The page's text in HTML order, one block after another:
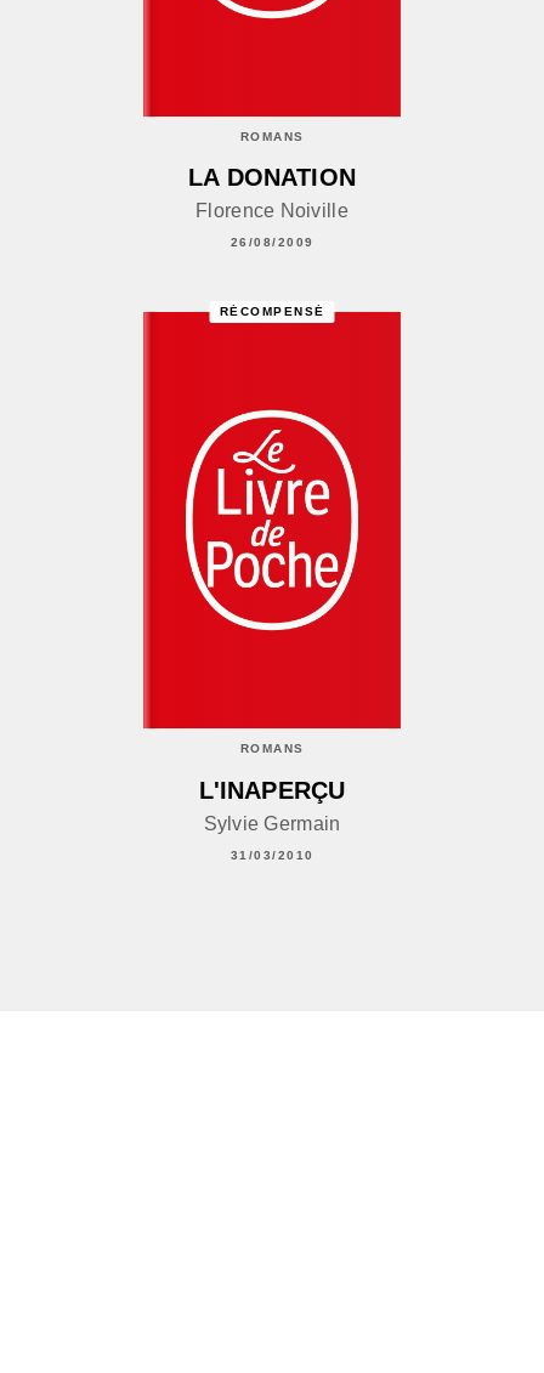
ROMANS
LA DONATION
Florence Noiville
26/08/2009
RÉCOMPENSÉ
ROMANS
L'INAPERÇU
Sylvie Germain
31/03/2010